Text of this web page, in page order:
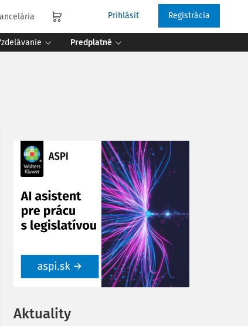
Prihlásiť Registrácia
Predplatné
Aktuality